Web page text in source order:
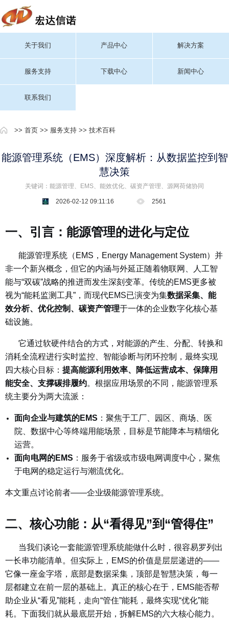
关于我们 产品中心 解决方案
服务支持 下载中心 新闻中心
联系我们
>> 首页 >> 服务支持 >> 技术百科
能源管理系统（EMS）深度解析：从数据监控到智
慧决策
关键词：能源管理、EMS、能效优化、碳资产管理、源网荷储协同
2026-02-12 09:11:16 2561
一、引言：能源管理的进化与定位
能源管理系统（EMS，Energy Management System）并
非一个新兴概念，但它的内涵与外延正随着物联网、人工智
能与“双碳”战略的推进而发生深刻变革。传统的EMS更多被
视为“能耗监测工具”，而现代EMS已演变为集数据采集、能
效分析、优化控制、碳资产管理于一体的企业数字化核心基
础设施。
它通过软硬件结合的方式，对能源的产生、分配、转换和
消耗全流程进行实时监控、智能诊断与闭环控制，最终实现
四大核心目标： 提高能源利用效率、降低运营成本、保障用
能安全、支撑碳排履约。 根据应用场景的不同，能源管理系
统主要分为两大流派：
面向企业与建筑的EMS ：聚焦于工厂、园区、商场、医
院、数据中心等终端用能场景，目标是节能降本与精细化
运营。
面向电网的EMS ：服务于省级或市级电网调度中心，聚焦
于电网的稳定运行与潮流优化。
本文重点讨论前者——企业级能源管理系统。
二、核心功能：从“看得见”到“管得住”
当我们谈论一套能源管理系统能做什么时，很容易罗列出
一长串功能清单。但实际上，EMS的价值是层层递进的——
它像一座金字塔，底部是数据采集，顶部是智慧决策，每一
层都建立在前一层的基础上。真正的核心在于，EMS能否帮
助企业从“看见”能耗，走向“管住”能耗，最终实现“优化”能
耗。下面我们就从最底层开始，拆解EMS的六大核心能力。